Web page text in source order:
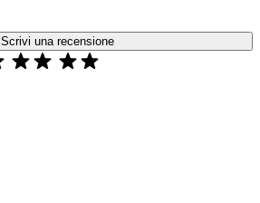
Scrivi una recensione